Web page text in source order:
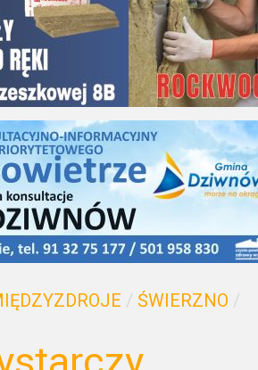
/ ŚWIERZNO /